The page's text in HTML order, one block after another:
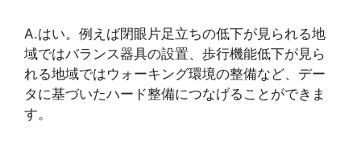
A.はい。例えば閉眼片足立ちの低下が見られる地
域ではバランス器具の設置、歩行機能低下が見ら
れる地域ではウォーキング環境の整備など、デー
タに基づいたハード整備につなげることができま
す。